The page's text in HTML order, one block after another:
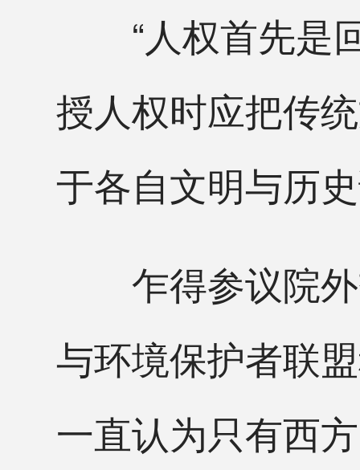
“人权首先是回
授人权时应把传
于各自文明与历
乍得参议院外
与环境保护者联
一直认为只有西